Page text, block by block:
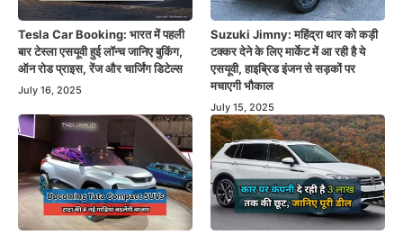
Tesla Car Booking: भारत में पहली
बार टेस्ला एसयूवी हुई लॉन्च जानिए बुकिंग,
ऑन रोड प्राइस, रेंज और चार्जिंग डिटेल्स
July 16, 2025
Suzuki Jimny: महिंद्रा थार को कड़ी
टक्कर देने के लिए मार्केट में आ रही है ये
एसयूवी, हाइब्रिड इंजन से सड़कों पर
मचाएगी भौकाल
July 15, 2025